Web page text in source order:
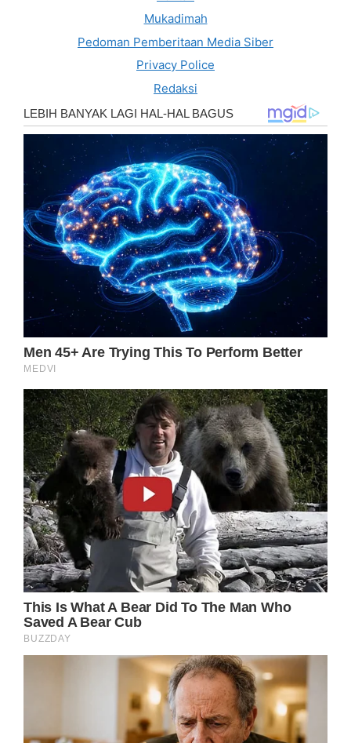
Mukadimah
Pedoman Pemberitaan Media Siber
Privacy Police
Redaksi